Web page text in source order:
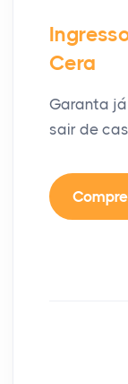
Cera
Garanta
sair de